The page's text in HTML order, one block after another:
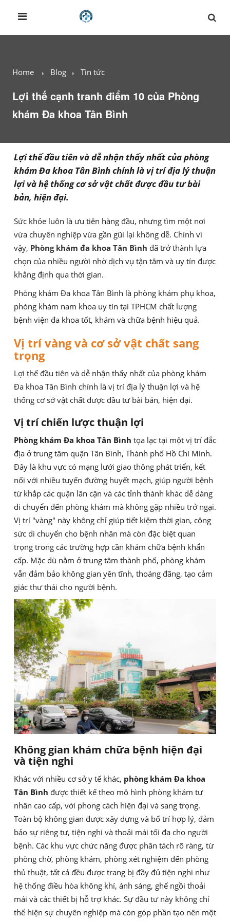
Home Blog Tin tức
Lợi thế cạnh tranh điểm 10 của Phòng
khám Đa khoa Tân Bình
Lợi thế đầu tiên và dễ nhận thấy nhất của phòng
khám Đa khoa Tân Bình chính là vị trí địa lý thuận
lợi và hệ thống cơ sở vật chất được đầu tư bài
bản, hiện đại.
Sức khỏe luôn là ưu tiên hàng đầu, nhưng tìm một nơi
vừa chuyên nghiệp vừa gần gũi lại không dễ. Chính vì
vậy, Phòng khám đa khoa Tân Bình đã trở thành lựa
chọn của nhiều người nhờ dịch vụ tận tâm và uy tín được
khẳng định qua thời gian.
Phòng khám Đa khoa Tân Bình là phòng khám phụ khoa,
phòng khám nam khoa uy tín tại TPHCM chất lượng
bệnh viện đa khoa tốt, khám và chữa bệnh hiệu quả.
Vị trí vàng và cơ sở vật chất sang
trọng
Lợi thế đầu tiên và dễ nhận thấy nhất của phòng khám
Đa khoa Tân Bình chính là vị trí địa lý thuận lợi và hệ
thống cơ sở vật chất được đầu tư bài bản, hiện đại.
Vị trí chiến lược thuận lợi
Phòng khám Đa khoa Tân Bình tọa lạc tại một vị trí đắc
địa ở trung tâm quận Tân Bình, Thành phố Hồ Chí Minh.
Đây là khu vực có mạng lưới giao thông phát triển, kết
nối với nhiều tuyến đường huyết mạch, giúp người bệnh
từ khắp các quận lân cận và các tỉnh thành khác dễ dàng
di chuyển đến phòng khám mà không gặp nhiều trở ngại.
Vị trí "vàng" này không chỉ giúp tiết kiệm thời gian, công
sức di chuyển cho bệnh nhân mà còn đặc biệt quan
trọng trong các trường hợp cần khám chữa bệnh khẩn
cấp. Mặc dù nằm ở trung tâm thành phố, phòng khám
vẫn đảm bảo không gian yên tĩnh, thoáng đãng, tạo cảm
giác thư thái cho người bệnh.
Không gian khám chữa bệnh hiện đại
và tiện nghi
Khác với nhiều cơ sở y tế khác, phòng khám Đa khoa
Tân Bình được thiết kế theo mô hình phòng khám tư
nhân cao cấp, với phong cách hiện đại và sang trọng.
Toàn bộ không gian được xây dựng và bố trí hợp lý, đảm
bảo sự riêng tư, tiện nghi và thoải mái tối đa cho người
bệnh. Các khu vực chức năng được phân tách rõ ràng, từ
phòng chờ, phòng khám, phòng xét nghiệm đến phòng
thủ thuật, tất cả đều được trang bị đầy đủ tiện nghi như
hệ thống điều hòa không khí, ánh sáng, ghế ngồi thoải
mái và các thiết bị hỗ trợ khác. Sự đầu tư này không chỉ
thể hiện sự chuyên nghiệp mà còn góp phần tạo nên một